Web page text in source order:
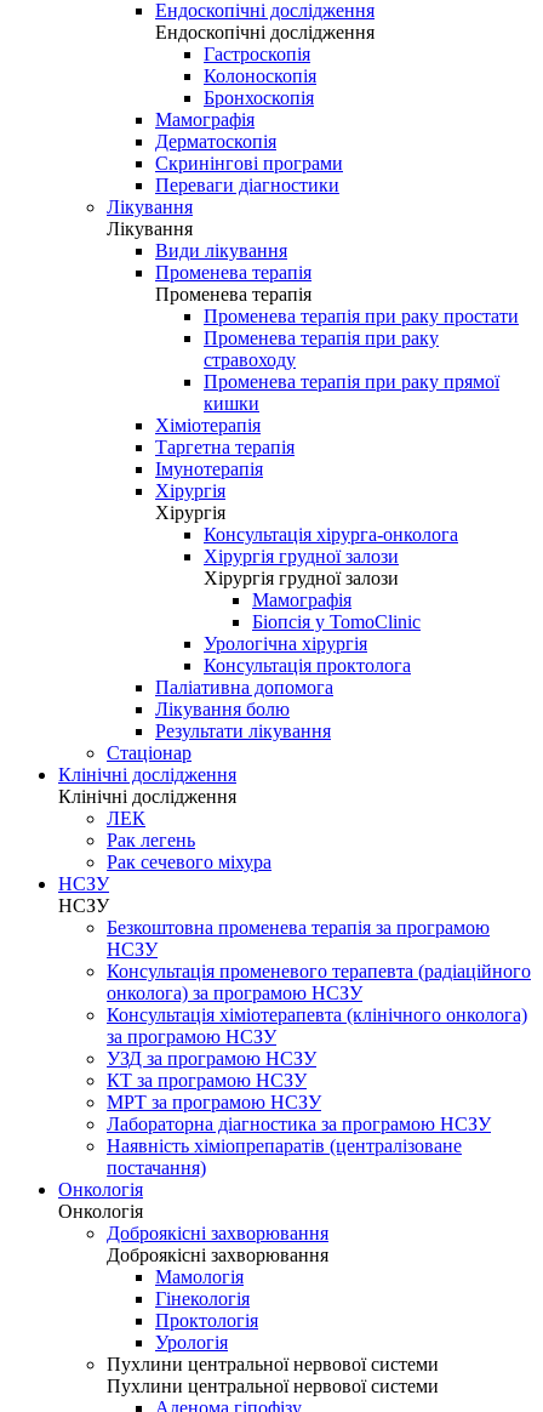
Ендоскопічні дослідження
Ендоскопічні дослідження
Гастроскопія
Колоноскопія
Бронхоскопія
Мамографія
Дерматоскопія
Скринінгові програми
Переваги діагностики
Лікування
Лікування
Види лікування
Променева терапія
Променева терапія
Променева терапія при раку простати
Променева терапія при раку
стравоходу
Променева терапія при раку прямої
кишки
Хіміотерапія
Таргетна терапія
Імунотерапія
Хірургія
Хірургія
Консультація хірурга-онколога
Хірургія грудної залози
Хірургія грудної залози
Мамографія
Біопсія у TomoClinic
Урологічна хірургія
Консультація проктолога
Паліативна допомога
Лікування болю
Результати лікування
Стаціонар
Клінічні дослідження
Клінічні дослідження
ЛЕК
Рак легень
Рак сечевого міхура
НСЗУ
НСЗУ
Безкоштовна променева терапія за програмою
НСЗУ
Консультація променевого терапевта (радіаційного
онколога) за програмою НСЗУ
Консультація хіміотерапевта (клінічного онколога)
за програмою НСЗУ
УЗД за програмою НСЗУ
КТ за програмою НСЗУ
МРТ за програмою НСЗУ
Лабораторна діагностика за програмою НСЗУ
Наявність хіміопрепаратів (централізоване
постачання)
Онкологія
Онкологія
Доброякісні захворювання
Доброякісні захворювання
Мамологія
Гінекологія
Проктологія
Урологія
Пухлини центральної нервової системи
Пухлини центральної нервової системи
Аденома гіпофізу